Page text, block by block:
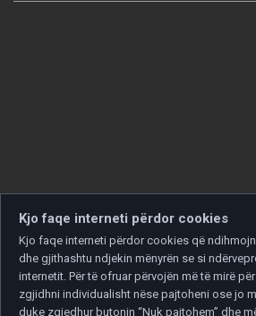
Kjo faqe interneti përdor cookies
Kjo faqe interneti përdor cookies që
dhe gjithashtu ndjekin mënyrën se si
internetit. Për të ofruar përvojën më të mirë
zgjidhni individualisht nëse pajtoheni ose jo
duke zgjedhur butonin “Nuk pajtohem” dhe